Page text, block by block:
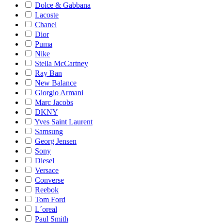
Dolce & Gabbana
Lacoste
Chanel
Dior
Puma
Nike
Stella McCartney
Ray Ban
New Balance
Giorgio Armani
Marc Jacobs
DKNY
Yves Saint Laurent
Samsung
Georg Jensen
Sony
Diesel
Versace
Converse
Reebok
Tom Ford
L´oreal
Paul Smith